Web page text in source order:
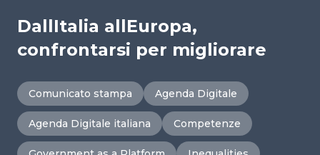
DallItalia allEuropa,
confrontarsi per migliorare
Comunicato stampa Agenda Digitale
Agenda Digitale italiana Competenze